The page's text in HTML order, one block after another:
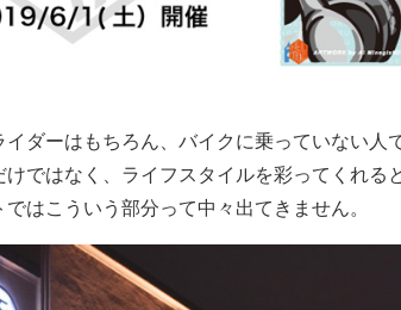
ダーはもちろん、バイクに乗っていない人
けではなく、ライフスタイルを彩ってくれる
はこういう部分って中々出てきません。